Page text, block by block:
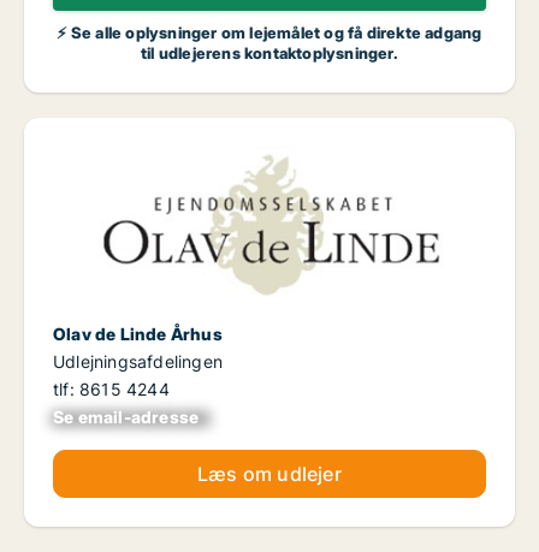
⚡ Se alle oplysninger om lejemålet og få direkte adgang
til udlejerens kontaktoplysninger.
Olav de Linde Århus
Udlejningsafdelingen
tlf: 8615 4244
Se email-adresse
xxxxxxxxxxxxxxxx
Læs om udlejer